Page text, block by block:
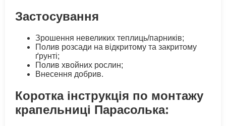
Застосування
Зрошення невеликих теплиць/парників;
Полив розсади на відкритому та закритому
ґрунті;
Полив хвойних рослин;
Внесення добрив.
Коротка інструкція по монтажу
крапельниці Парасолька: